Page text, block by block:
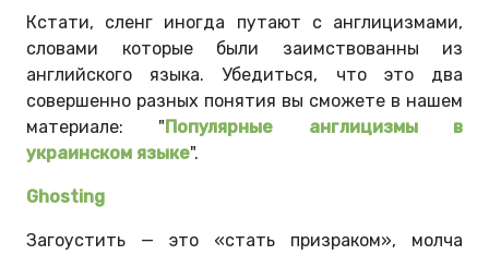
Кстати, сленг иногда путают с англицизмами,
словами которые были заимствованны из
английского языка. Убедиться, что это два
совершенно разных понятия вы сможете в нашем
материале: " Популярные англицизмы в
украинском языке".
Ghosting
Загоустить — это «стать призраком», молча